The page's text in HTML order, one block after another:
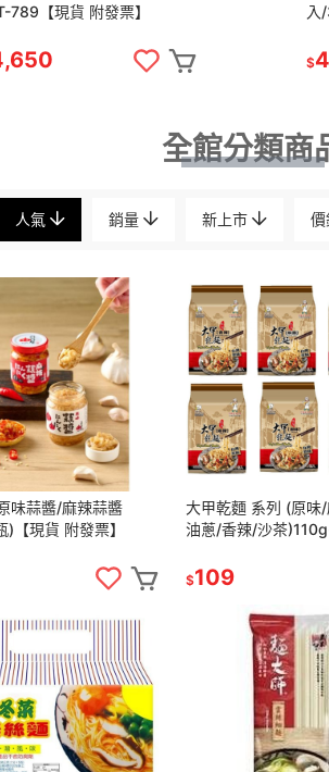
789【現貨 附發票】
入
$
全館分類商
人氣 銷量 新上市 價
味蒜醬/麻辣蒜醬
【現貨 附發票】
大甲乾麵 系列 (原味
油蔥/香辣/沙茶
$109